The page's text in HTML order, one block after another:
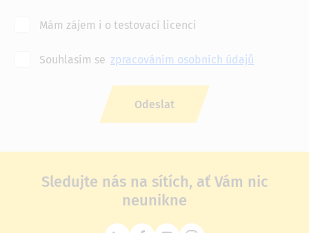
Mám zájem i o testovací licenci
Souhlasím se zpracováním osobních údajů
Sledujte nás na sítích, ať Vám nic
neunikne